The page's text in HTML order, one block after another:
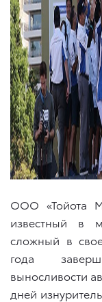
ООО «Тойота
известный в
сложный в
года
выносливости
дней